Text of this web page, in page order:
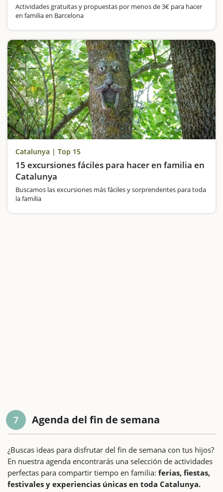
Actividades gratuitas y propuestas por menos de 3€ para hacer
en familia en Barcelona
Catalunya | Top 15
15 excursiones fáciles para hacer en familia en
Catalunya
Buscamos las excursiones más fáciles y sorprendentes para toda
la familia
7 Agenda del fin de semana
¿Buscas ideas para disfrutar del fin de semana con tus hijos?
En nuestra agenda encontrarás una selección de actividades
perfectas para compartir tiempo en familia: ferias, fiestas,
festivales y experiencias únicas en toda Catalunya.